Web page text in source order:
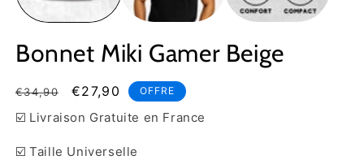
Bonnet Miki Gamer Beige
Prix
habituel
€34,90
Prix
soldé
€27,90 OFFRE
☑️ Livraison Gratuite en France
☑️ Taille Universelle